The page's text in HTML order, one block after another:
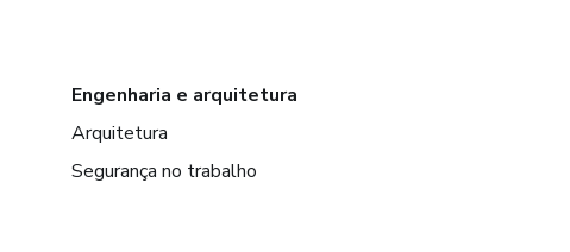
Engenharia e arquitetura
Arquitetura
Segurança no trabalho